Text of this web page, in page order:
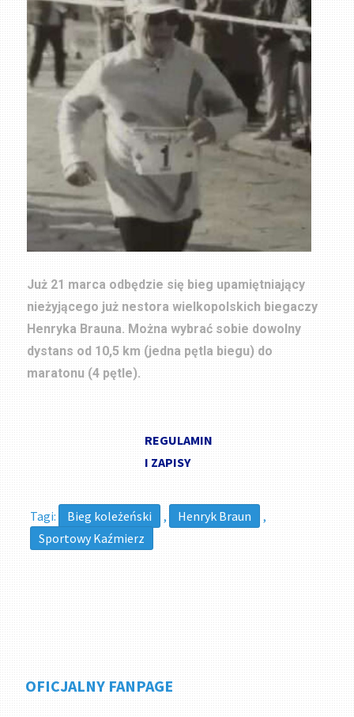
Już 21 marca odbędzie się bieg upamiętniający
nieżyjącego już nestora wielkopolskich biegaczy
Henryka Brauna. Można wybrać sobie dowolny
dystans od 10,5 km (jedna pętla biegu) do
maratonu (4 pętle).
REGULAMIN
I ZAPISY
Tagi: Bieg koleżeński , Henryk Braun
,
Sportowy Kaźmierz
OFICJALNY FANPAGE